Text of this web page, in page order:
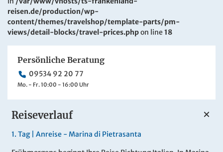
Reiseverlauf
1. Tag | Anreise - Marina di Pietrasanta
reisen.de/production/wp-
content/themes/travelshop/template-parts/pm-
views/detail-blocks/travel-prices.phpon line 18
Persönliche Beratung
09534 92 20 77
Mo. - Fr. 10:00 - 16:00 Uhr